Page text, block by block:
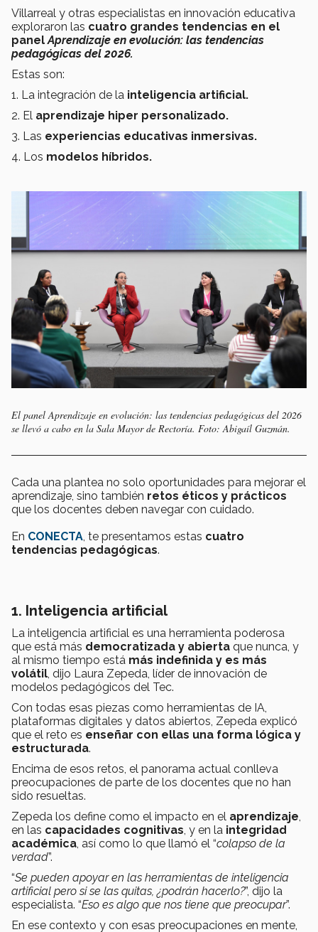
Villarreal y otras especialistas en innovación educativa
exploraron las cuatro grandes tendencias en el
panel Aprendizaje en evolución: las tendencias
pedagógicas del 2026.
Estas son:
1. La integración de la inteligencia artificial.
2. El aprendizaje hiper personalizado.
3. Las experiencias educativas inmersivas.
4. Los modelos híbridos.
El panelAprendizaje en evolución: las tendencias pedagógicas del 2026
se llevó a cabo en la Sala Mayor de Rectoría. Foto: Abigaíl Guzmán.
Cada una plantea no solo oportunidades para mejorar el
aprendizaje, sino también retos éticos y prácticos
que los docentes deben navegar con cuidado.
En CONECTA, te presentamos estas cuatro
tendencias pedagógicas.
1. Inteligencia artificial
La inteligencia artificial es una herramienta poderosa
que está más democratizada y abierta que nunca, y
al mismo tiempo está más indefinida y es más
volátil, dijo Laura Zepeda, líder de innovación de
modelos pedagógicos del Tec.
Con todas esas piezas como herramientas de IA,
plataformas digitales y datos abiertos, Zepeda explicó
que el reto es enseñar con ellas una forma lógica y
estructurada.
Encima de esos retos, el panorama actual conlleva
preocupaciones de parte de los docentes que no han
sido resueltas.
Zepeda los define como el impacto en el aprendizaje,
en las capacidades cognitivas, y en la integridad
académica, así como lo que llamó el “colapso de la
verdad”.
“Se pueden apoyar en las herramientas de inteligencia
artificial pero si se las quitas, ¿podrán hacerlo?”, dijo la
especialista. “Eso es algo que nos tiene que preocupar”.
En ese contexto y con esas preocupaciones en mente,